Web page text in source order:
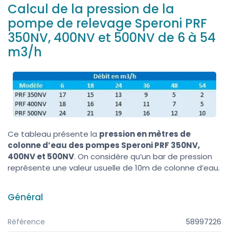
Calcul de la pression de la
pompe de relevage Speroni PRF
350NV, 400NV et 500NV de 6 à 54
m3/h
Ce tableau présente la pression en mètres de
colonne d’eau des pompes Speroni PRF 350NV,
400NV et 500NV. On considère qu’un bar de pression
représente une valeur usuelle de 10m de colonne d’eau.
Général
Référence 58997226